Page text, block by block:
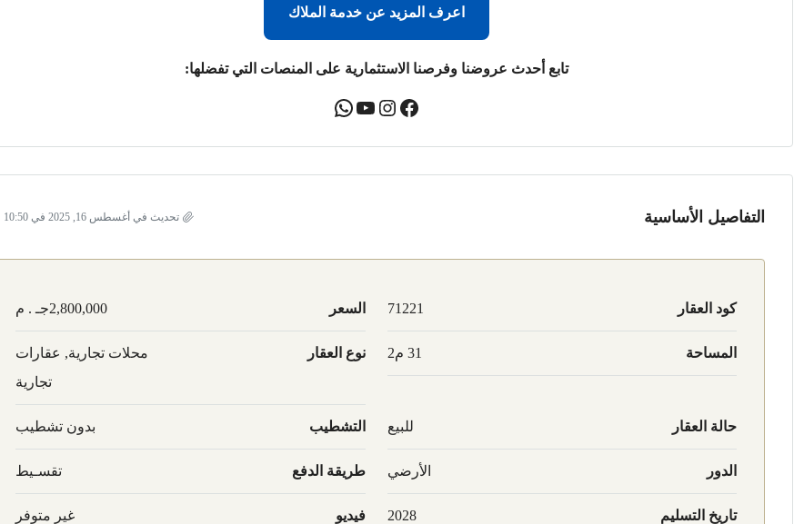
اعرف المزيد عن خدمة الملاك
تابع أحدث عروضنا وفرصنا الاستثمارية على المنصات التي تفضلها:
التفاصيل الأساسية تحديث في أغسطس 16, 2025 في 10:50 ص
كود العقار 71221 السعر 2,800,000جـ . م
المساحة 31 م2 نوع العقار
محلات تجارية, عقارات
تجارية
حالة العقار للبيع التشطيب بدون تشطيب
الدور الأرضي طريقة الدفع تقسـيط
تاريخ التسليم 2028 فيديو غير متوفر